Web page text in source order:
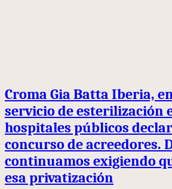
Croma Gia Batta Iberia,
servicio de esterilización
hospitales públicos
concurso de acreedores.
continuamos exigiendo
esa privatización